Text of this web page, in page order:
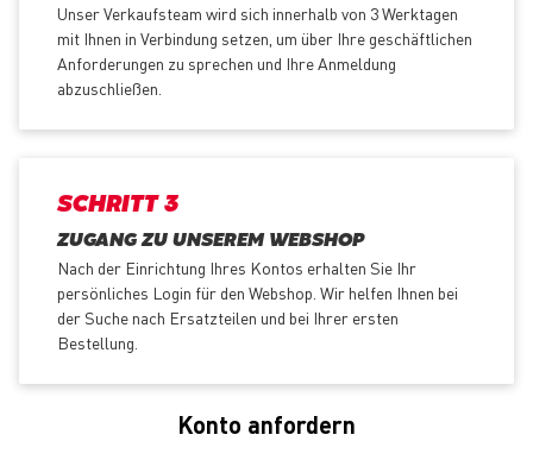
Unser Verkaufsteam wird sich innerhalb von 3 Werktagen
mit Ihnen in Verbindung setzen, um über Ihre geschäftlichen
Anforderungen zu sprechen und Ihre Anmeldung
abzuschließen.
SCHRITT 3
ZUGANG ZU UNSEREM WEBSHOP
Nach der Einrichtung Ihres Kontos erhalten Sie Ihr
persönliches Login für den Webshop. Wir helfen Ihnen bei
der Suche nach Ersatzteilen und bei Ihrer ersten
Bestellung.
Konto anfordern